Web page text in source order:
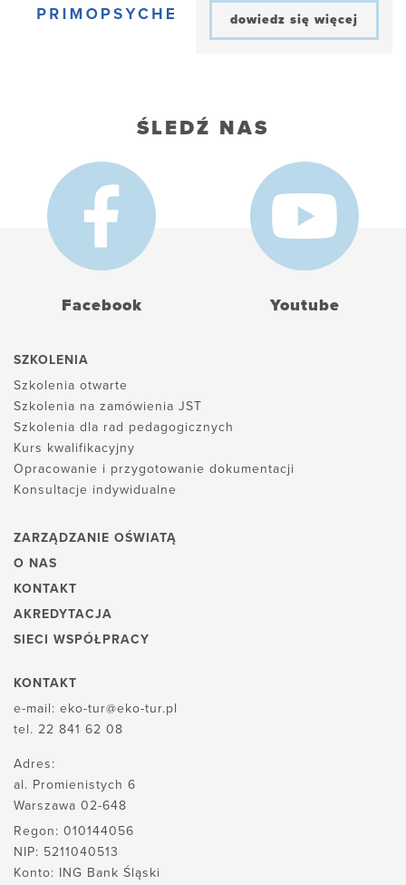
dowiedz się więcej
ŚLEDŹ NAS
Facebook Youtube
SZKOLENIA
Szkolenia otwarte
Szkolenia na zamówienia JST
Szkolenia dla rad pedagogicznych
Kurs kwalifikacyjny
Opracowanie i przygotowanie dokumentacji
Konsultacje indywidualne
ZARZĄDZANIE OŚWIATĄ
O NAS
KONTAKT
AKREDYTACJA
SIECI WSPÓŁPRACY
KONTAKT
e-mail: eko-tur@eko-tur.pl
tel. 22 841 62 08
Adres:
al. Promienistych 6
Warszawa 02-648
Regon: 010144056
NIP: 5211040513
Konto: ING Bank Śląski